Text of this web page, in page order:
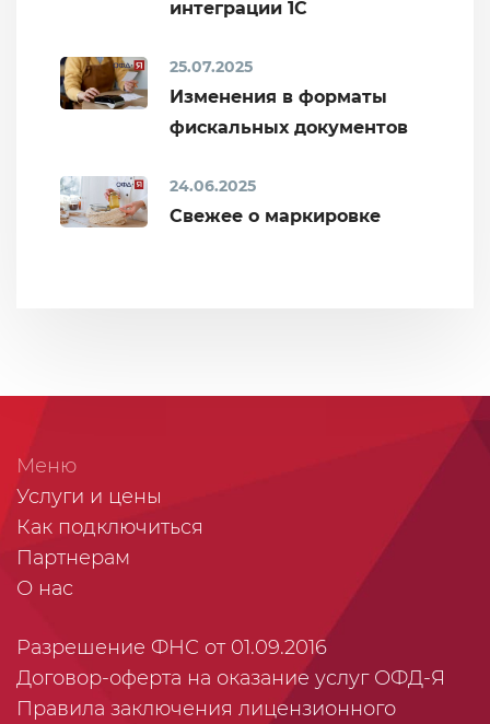
интеграции 1С
25.07.2025
Изменения в форматы
фискальных документов
24.06.2025
Свежее о маркировке
Меню
Услуги и цены
Как подключиться
Партнерам
О нас
Разрешение ФНС от 01.09.2016
Договор-оферта на оказание услуг ОФД-Я
Правила заключения лицензионного